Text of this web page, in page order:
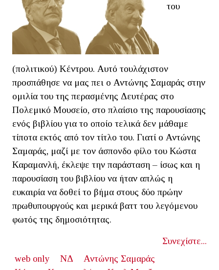
του
(πολιτικού) Κέντρου. Αυτό τουλάχιστον
προσπάθησε να μας πει ο Αντώνης Σαμαράς στην
ομιλία του της περασμένης Δευτέρας στο
Πολεμικό Μουσείο, στο πλαίσιο της παρουσίασης
ενός βιβλίου για το οποίο τελικά δεν μάθαμε
τίποτα εκτός από τον τίτλο του. Γιατί ο Αντώνης
Σαμαράς, μαζί με τον άσπονδο φίλο του Κώστα
Καραμανλή, έκλεψε την παράσταση – ίσως και η
παρουσίαση του βιβλίου να ήταν απλώς η
ευκαιρία να δοθεί το βήμα στους δύο πρώην
πρωθυπουργούς και μερικά βαττ του λεγόμενου
φωτός της δημοσιότητας.
Συνεχίστε...
web only
NΔ
Αντώνης Σαμαράς